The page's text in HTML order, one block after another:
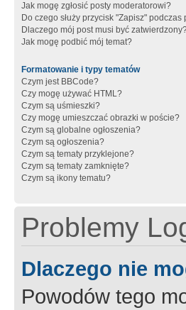
Jak mogę zgłosić posty moderatorowi?
Do czego służy przycisk "Zapisz"
Dlaczego mój post musi być
Jak mogę podbić mój temat?
Formatowanie i typy tematów
Czym jest BBCode?
Czy mogę używać HTML?
Czym są uśmieszki?
Czy mogę umieszczać obrazki w poście?
Czym są globalne ogłoszenia?
Czym są ogłoszenia?
Czym są tematy przyklejone?
Czym są tematy zamknięte?
Czym są ikony tematu?
Problemy
Dlaczego nie
Powodów tego